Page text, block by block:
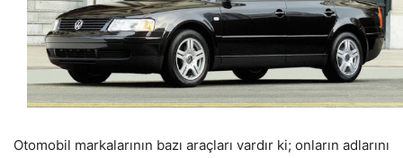
Otomobil markalarının bazı araçları vardır ki; onların adlarını